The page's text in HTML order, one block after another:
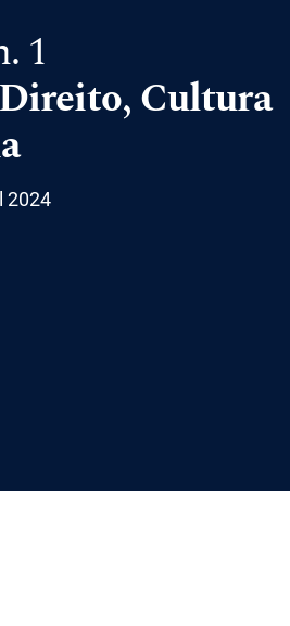
1
Cultura
2024